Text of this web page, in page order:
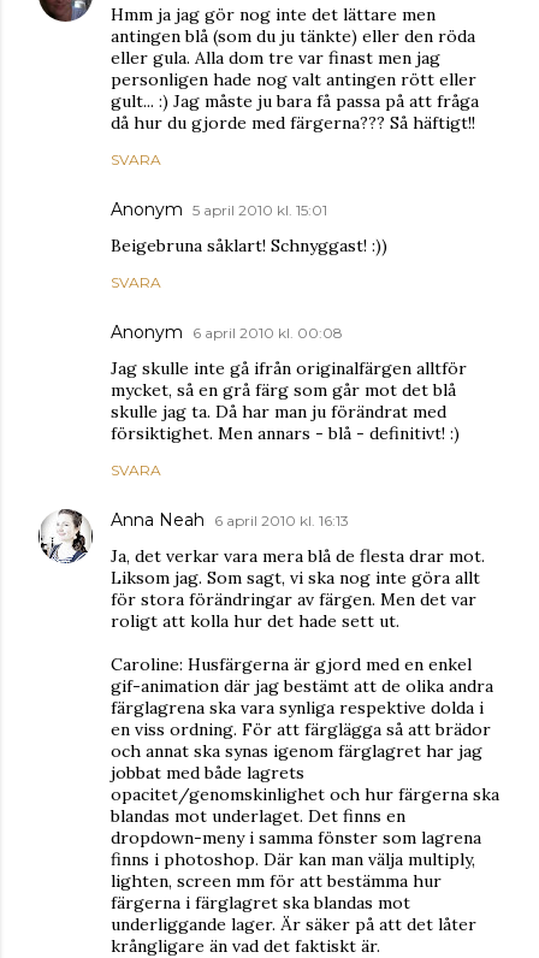
Hmm ja jag gör nog inte det lättare men
antingen blå (som du ju tänkte) eller den röda
eller gula. Alla dom tre var finast men jag
personligen hade nog valt antingen rött eller
gult... :) Jag måste ju bara få passa på att fråga
då hur du gjorde med färgerna??? Så häftigt!!
SVARA
Anonym 5 april 2010 kl. 15:01
Beigebruna såklart! Schnyggast! :))
SVARA
Anonym 6 april 2010 kl. 00:08
Jag skulle inte gå ifrån originalfärgen alltför
mycket, så en grå färg som går mot det blå
skulle jag ta. Då har man ju förändrat med
försiktighet. Men annars - blå - definitivt! :)
SVARA
Anna Neah 6 april 2010 kl. 16:13
Ja, det verkar vara mera blå de flesta drar mot.
Liksom jag. Som sagt, vi ska nog inte göra allt
för stora förändringar av färgen. Men det var
roligt att kolla hur det hade sett ut.
Caroline: Husfärgerna är gjord med en enkel
gif-animation där jag bestämt att de olika andra
färglagrena ska vara synliga respektive dolda i
en viss ordning. För att färglägga så att brädor
och annat ska synas igenom färglagret har jag
jobbat med både lagrets
opacitet/genomskinlighet och hur färgerna ska
blandas mot underlaget. Det finns en
dropdown-meny i samma fönster som lagrena
finns i photoshop. Där kan man välja multiply,
lighten, screen mm för att bestämma hur
färgerna i färglagret ska blandas mot
underliggande lager. Är säker på att det låter
krångligare än vad det faktiskt är.